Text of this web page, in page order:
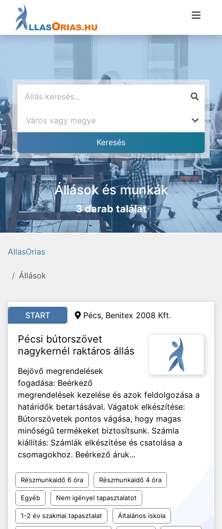
Állások és munkák
3 darab találat
AllasOrias
Állások
START Pécs, Benitex 2008 Kft.
Pécsi bútorszövet
nagykernél raktáros állás
Bejövő megrendelések
fogadása: Beérkező
megrendelések kezelése és azok feldolgozása a
határidők betartásával. Vágatok elkészítése:
Bútorszövetek pontos vágása, hogy magas
minőségű termékeket biztosítsunk. Számla
kiállítás: Számlák elkészítése és csatolása a
csomagokhoz. Beérkező áruk...
Részmunkaidő 6 óra Részmunkaidő 4 óra
Egyéb Nem igényel tapasztalatot
1-2 év szakmai tapasztalat Általános iskola